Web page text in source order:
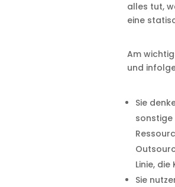
alles tut,
eine
Am
und
Sie
sonstige
Linie,
Sie